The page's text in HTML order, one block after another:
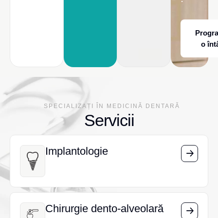
o
SPECIALIZAȚI ÎN MEDICINĂ DENTARĂ
Servicii
Implantologie
Implantologie
Chirurgie dento-alveolară
Chirurgie dento-alveolară